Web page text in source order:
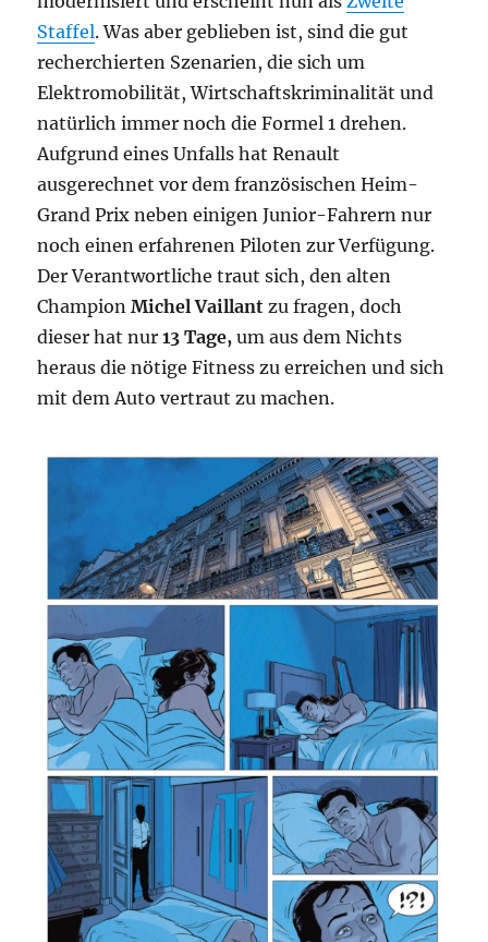
Staffel. Was aber geblieben ist, sind die gut
recherchierten Szenarien, die sich um
Elektromobilität, Wirtschaftskriminalität und
natürlich immer noch die Formel 1 drehen.
Aufgrund eines Unfalls hat Renault
ausgerechnet vor dem französischen Heim-
Grand Prix neben einigen Junior-Fahrern nur
noch einen erfahrenen Piloten zur Verfügung.
Der Verantwortliche traut sich, den alten
ChampionMichel Vaillant zu fragen, doch
dieser hat nur13 Tage, um aus dem Nichts
heraus die nötige Fitness zu erreichen und sich
mit dem Auto vertraut zu machen.